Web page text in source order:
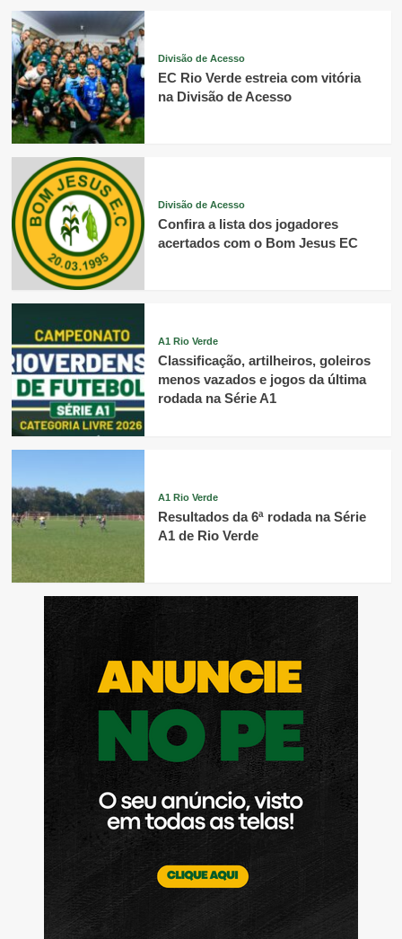
Divisão de Acesso
EC Rio Verde estreia com vitória
na Divisão de Acesso
Divisão de Acesso
Confira a lista dos jogadores
acertados com o Bom Jesus EC
A1 Rio Verde
Classificação, artilheiros, goleiros
menos vazados e jogos da última
rodada na Série A1
A1 Rio Verde
Resultados da 6ª rodada na Série
A1 de Rio Verde